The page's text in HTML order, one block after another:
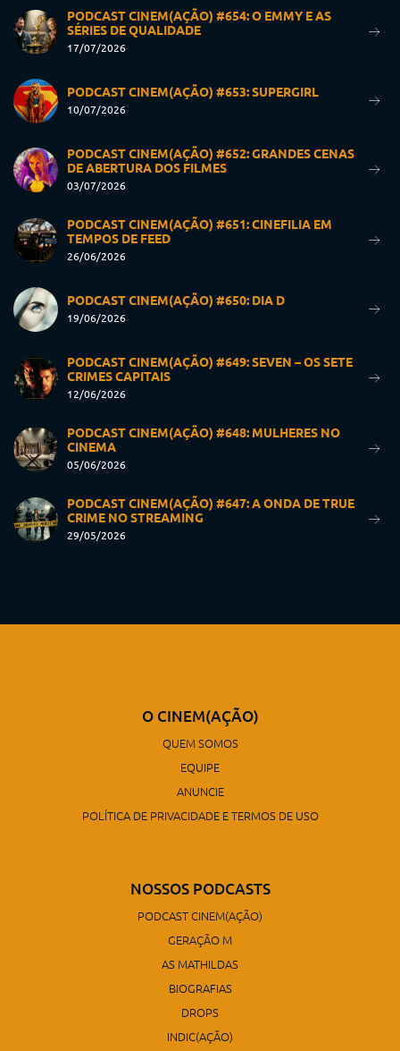
PODCAST CINEM(AÇÃO) #654: O EMMY E AS
SÉRIES DE QUALIDADE
17/07/2026
PODCAST CINEM(AÇÃO) #653: SUPERGIRL
10/07/2026
PODCAST CINEM(AÇÃO) #652: GRANDES CENAS
DE ABERTURA DOS FILMES
03/07/2026
PODCAST CINEM(AÇÃO) #651: CINEFILIA EM
TEMPOS DE FEED
26/06/2026
PODCAST CINEM(AÇÃO) #650: DIA D
19/06/2026
PODCAST CINEM(AÇÃO) #649: SEVEN – OS SETE
CRIMES CAPITAIS
12/06/2026
PODCAST CINEM(AÇÃO) #648: MULHERES NO
CINEMA
05/06/2026
PODCAST CINEM(AÇÃO) #647: A ONDA DE TRUE
CRIME NO STREAMING
29/05/2026
O CINEM(AÇÃO)
QUEM SOMOS
EQUIPE
ANUNCIE
POLÍTICA DE PRIVACIDADE E TERMOS DE USO
NOSSOS PODCASTS
PODCAST CINEM(AÇÃO)
GERAÇÃO M
AS MATHILDAS
BIOGRAFIAS
DROPS
INDIC(AÇÃO)